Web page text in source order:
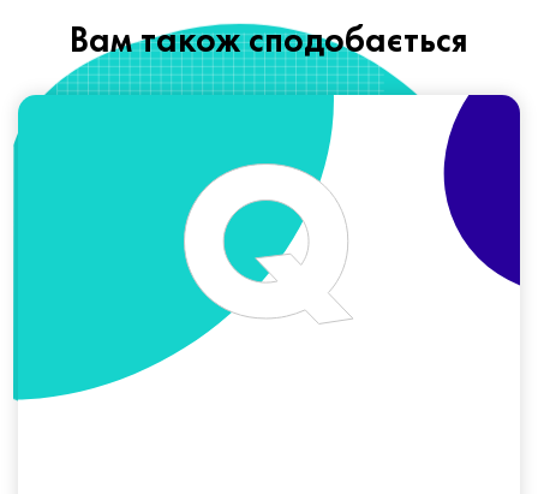
Вам також сподобається